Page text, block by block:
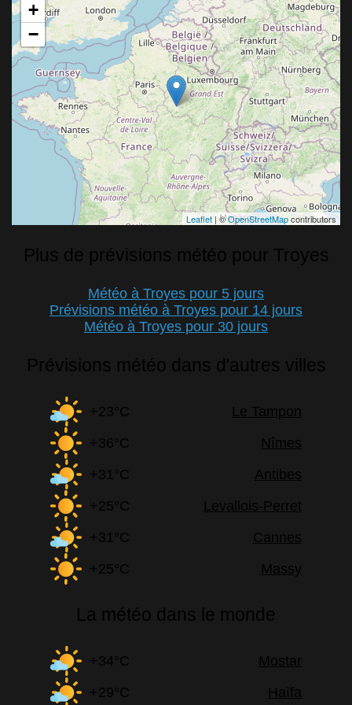
+
−
Leaflet | ©OpenStreetMapcontributors
Plus de prévisions météo pour Troyes
Météo à Troyes pour 5 jours
Prévisions météo à Troyes pour 14 jours
Météo à Troyes pour 30 jours
Prévisions météo dans d'autres villes
+23°C
Le Tampon
+36°C
Nîmes
+31°C
Antibes
+25°C
Levallois-Perret
+31°C
Cannes
+25°C
Massy
La météo dans le monde
+34°C
Mostar
+29°C
Haïfa